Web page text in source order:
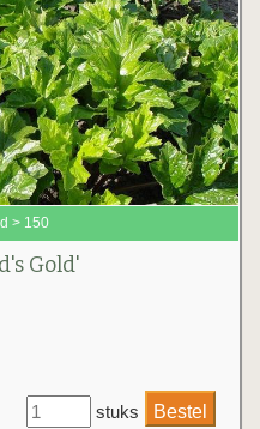
> 150
Gold'
stuks